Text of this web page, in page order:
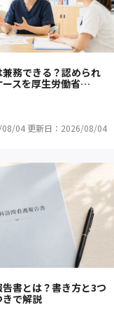
務できる？認められ
ースを厚生労働省…
08/04 更新日：2026/08/04
書とは？書き方と3つ
で解説